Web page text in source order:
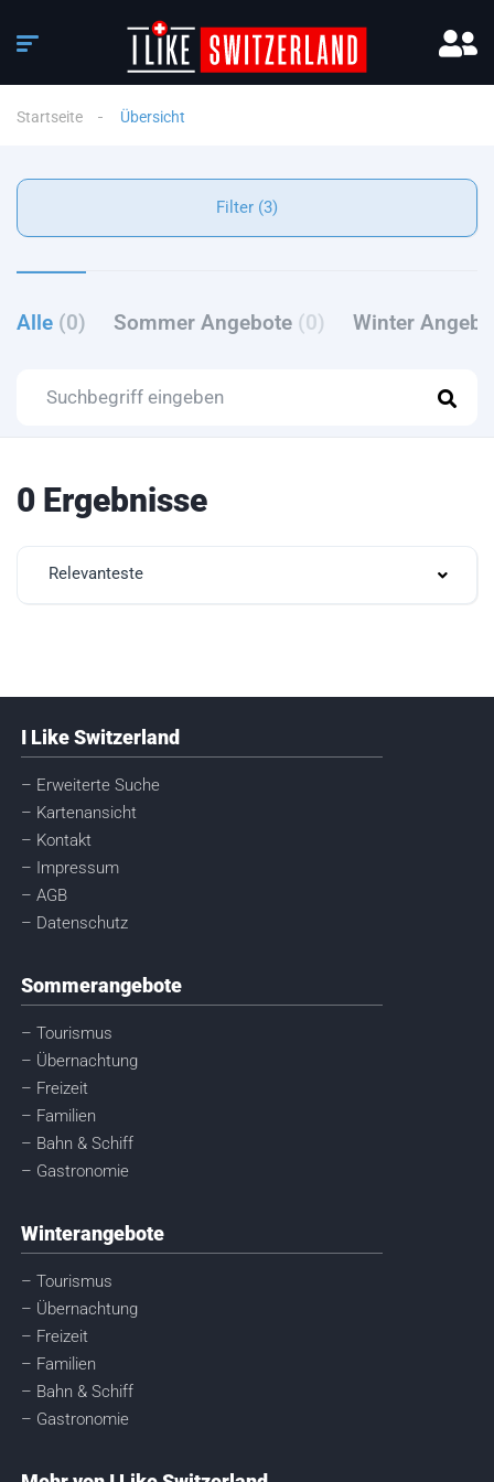
Startseite Übersicht
Filter (3)
Alle (0) Sommer Angebote (0) Winter
0 Ergebnisse
Relevanteste
I Like Switzerland
– Erweiterte Suche
– Kartenansicht
– Kontakt
– Impressum
– AGB
– Datenschutz
Sommerangebote
– Tourismus
– Übernachtung
– Freizeit
– Familien
– Bahn & Schiff
– Gastronomie
Winterangebote
– Tourismus
– Übernachtung
– Freizeit
– Familien
– Bahn & Schiff
– Gastronomie